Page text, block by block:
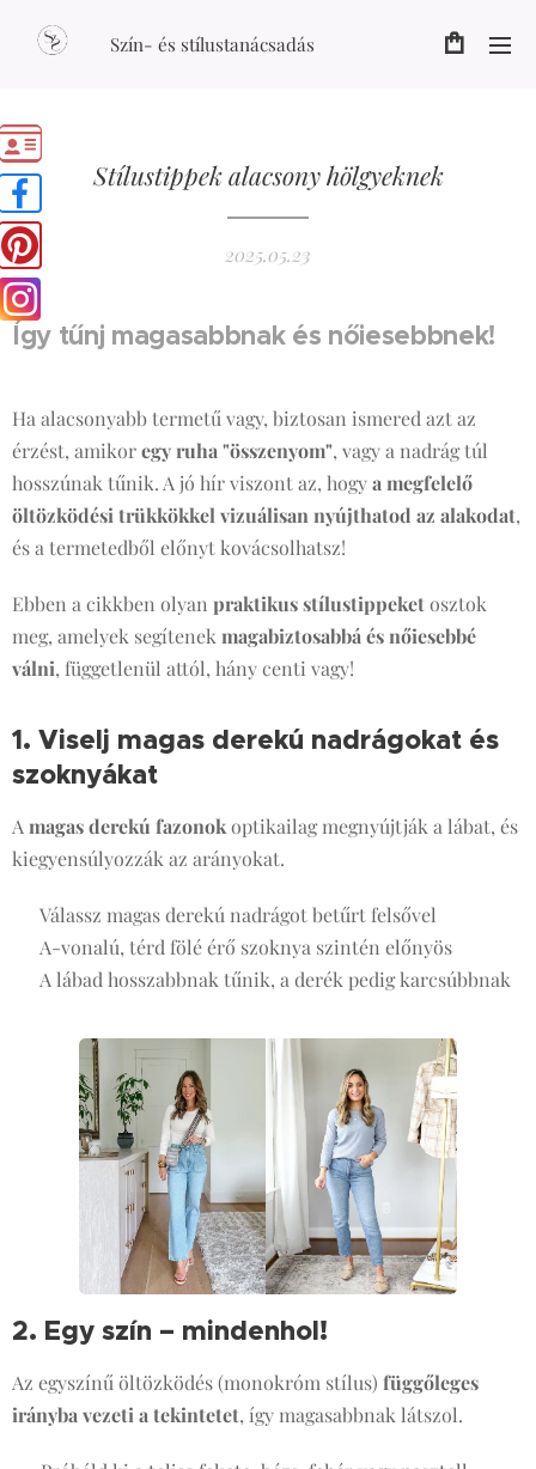
Szín- és stílustanácsadás
Stílustippek alacsony hölgyeknek
2025.05.23
Így tűnj magasabbnak és nőiesebbnek!
Ha alacsonyabb termetű vagy, biztosan ismered azt az
érzést, amikoregy ruha "összenyom", vagy a nadrág túl
hosszúnak tűnik. A jó hír viszont az, hogya megfelelő
öltözködési trükkökkel vizuálisan nyújthatod az alakodat,
és a termetedből előnyt kovácsolhatsz!
Ebben a cikkben olyan praktikus stílustippeketosztok
meg, amelyek segítenek magabiztosabbá és nőiesebbé
válni, függetlenül attól, hány centi vagy! 💃
1. Viselj magas derekú nadrágokat és
szoknyákat
A magas derekú fazonokoptikailag megnyújtják a lábat, és
kiegyensúlyozzák az arányokat.
✔️ Válassz magas derekú nadrágot betűrt felsővel
✔️ A-vonalú, térd fölé érő szoknya szintén előnyös
✔️ A lábad hosszabbnak tűnik, a derék pedig karcsúbbnak
2. Egy szín – mindenhol!
Az egyszínű öltözködés (monokróm stílus) függőleges
irányba vezeti a tekintetet, így magasabbnak látszol.